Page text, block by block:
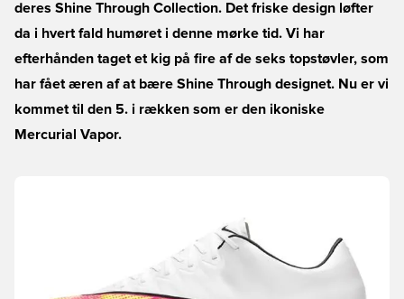
deres Shine Through Collection. Det friske design løfter
da i hvert fald humøret i denne mørke tid. Vi har
efterhånden taget et kig på fire af de seks topstøvler, som
har fået æren af at bære Shine Through designet. Nu er vi
kommet til den 5. i rækken som er den ikoniske
Mercurial Vapor.